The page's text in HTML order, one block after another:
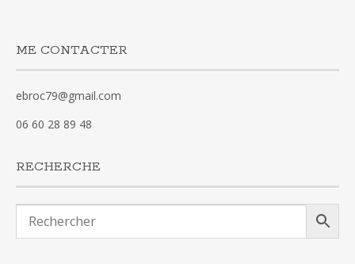
ME CONTACTER
ebroc79@gmail.com
06 60 28 89 48
RECHERCHE